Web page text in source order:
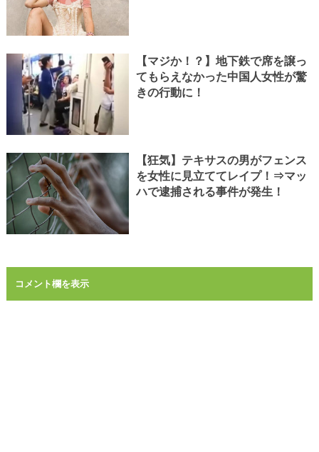
【マジか！？】地下鉄で席を譲っ
てもらえなかった中国人女性が驚
きの行動に！
【狂気】テキサスの男がフェンス
を女性に見立ててレイプ！⇒マッ
ハで逮捕される事件が発生！
コメント欄を表示